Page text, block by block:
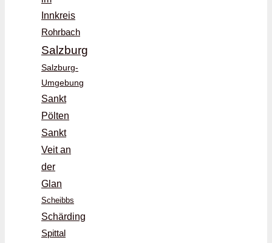
Innkreis
Rohrbach
Salzburg
Salzburg-
Umgebung
Sankt
Pölten
Sankt
Veit an
der
Glan
Scheibbs
Schärding
Spittal